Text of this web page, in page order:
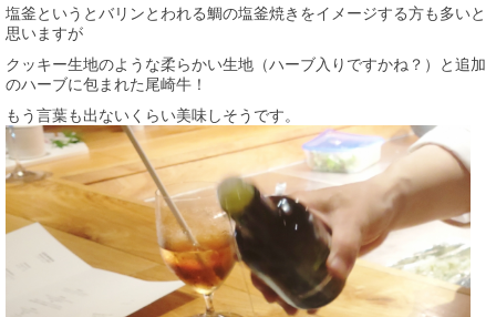
塩釜というとバリンとわれる鯛の塩釜焼きをイメージする方も多いと
思いますが
クッキー生地のような柔らかい生地（ハーブ入りですかね？）と追加
のハーブに包まれた尾崎牛！
もう言葉も出ないくらい美味しそうです。